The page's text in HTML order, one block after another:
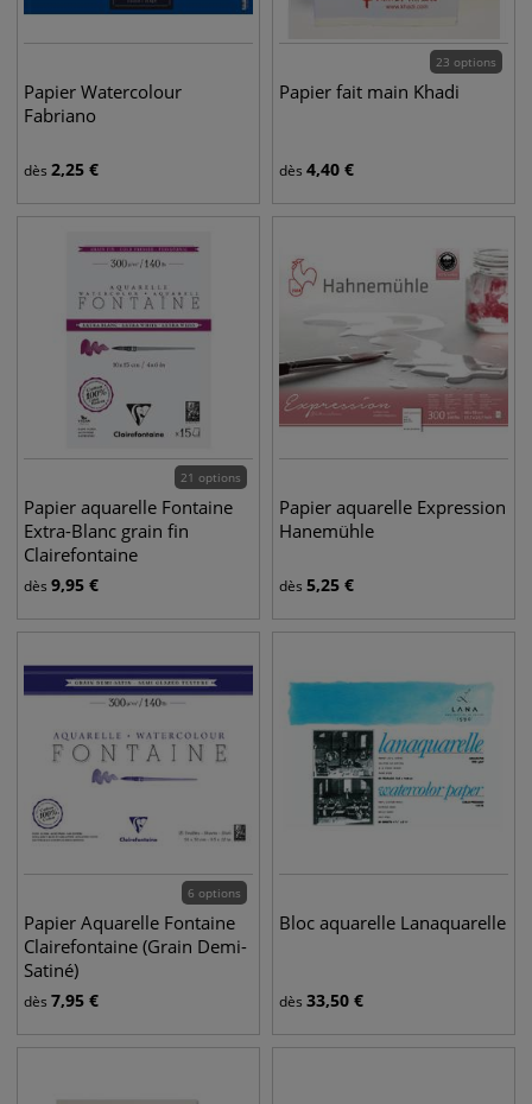
Papier Watercolour
Fabriano
dès 2,25 €
23 options
Papier fait main Khadi
dès 4,40 €
21 options
Papier aquarelle Fontaine
Extra-Blanc grain fin
Clairefontaine
dès 9,95 €
Papier aquarelle Expression
Hanemühle
dès 5,25 €
6 options
Papier Aquarelle Fontaine
Clairefontaine (Grain Demi-
Satiné)
dès 7,95 €
Bloc aquarelle Lanaquarelle
dès 33,50 €